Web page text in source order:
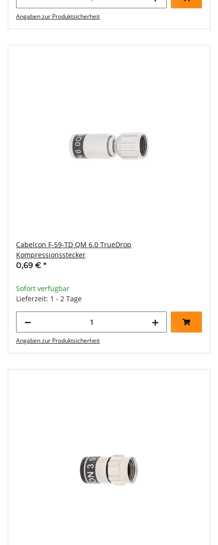
Angaben zur Produktsicherheit
Cabelcon F-59-TD QM 6.0 TrueDrop
Kompressionsstecker
0,69 € *
Sofort verfügbar
Lieferzeit: 1 - 2 Tage
Angaben zur Produktsicherheit